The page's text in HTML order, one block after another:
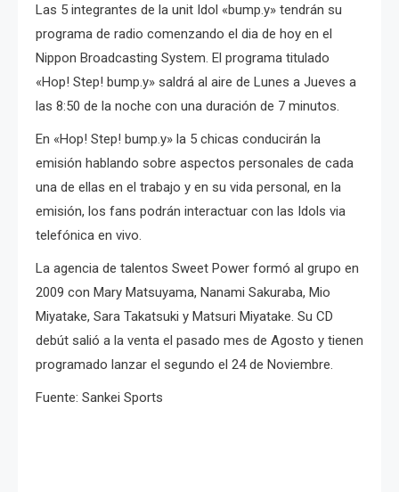
Las 5 integrantes de la unit Idol «bump.y» tendrán su
programa de radio comenzando el dia de hoy en el
Nippon Broadcasting System. El programa titulado
«Hop! Step! bump.y» saldrá al aire de Lunes a Jueves a
las 8:50 de la noche con una duración de 7 minutos.
En «Hop! Step! bump.y» la 5 chicas conducirán la
emisión hablando sobre aspectos personales de cada
una de ellas en el trabajo y en su vida personal, en la
emisión, los fans podrán interactuar con las Idols via
telefónica en vivo.
La agencia de talentos Sweet Power formó al grupo en
2009 con Mary Matsuyama, Nanami Sakuraba, Mio
Miyatake, Sara Takatsuki y Matsuri Miyatake. Su CD
debút salió a la venta el pasado mes de Agosto y tienen
programado lanzar el segundo el 24 de Noviembre.
Fuente: Sankei Sports